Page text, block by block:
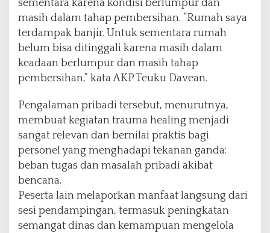
sementara karena kondisi berlumpur dan
masih dalam tahap pembersihan. “Rumah saya
terdampak banjir. Untuk sementara rumah
belum bisa ditinggali karena masih dalam
keadaan berlumpur dan masih tahap
pembersihan,” kata AKP Teuku Davean.
Pengalaman pribadi tersebut, menurutnya,
membuat kegiatan trauma healing menjadi
sangat relevan dan bernilai praktis bagi
personel yang menghadapi tekanan ganda:
beban tugas dan masalah pribadi akibat
bencana.
Peserta lain melaporkan manfaat langsung dari
sesi pendampingan, termasuk peningkatan
semangat dinas dan kemampuan mengelola